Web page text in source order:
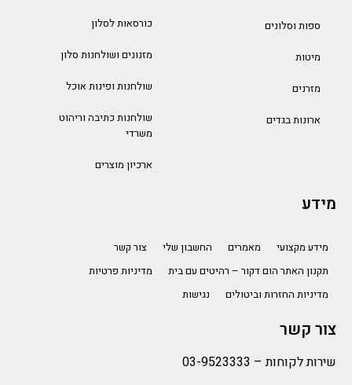
ספות וסלונים
מיטות
מזרנים
ארונות בגדים
כורסאות לסלון
מזנונים ושולחנות סלון
שולחנות ופינות אוכל
שולחנות כתיבה וריהוט
משרדי
ארכיון מוצרים
מידע
מידע מקצועי מאמרים החשבון שלי
צור קשר
תקנון האתר הום דקור – רהיטים עם בית
מדיניות פרטיות
מדיניות החזרות וביטולים
נגישות
צור קשר
שירות לקוחות – 03-9523333